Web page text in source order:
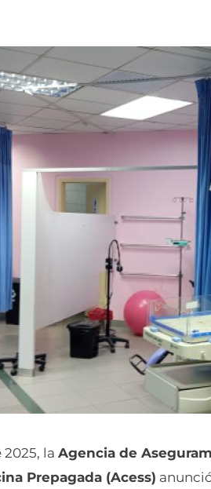
la Agencia de
Prepagada (Acess)